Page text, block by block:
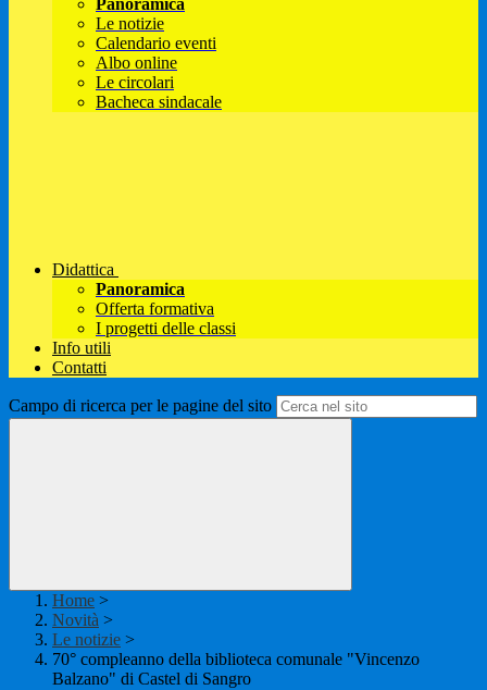
Panoramica
Le notizie
Calendario eventi
Albo online
Le circolari
Bacheca sindacale
Didattica
Panoramica
Offerta formativa
I progetti delle classi
Info utili
Contatti
Campo di ricerca per le pagine del sito
Home >
Novità >
Le notizie >
70° compleanno della biblioteca comunale "Vincenzo
Balzano" di Castel di Sangro